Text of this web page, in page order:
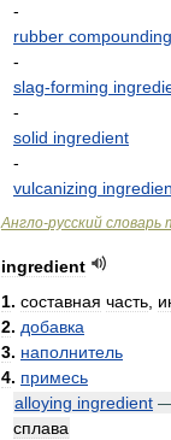
-
rubber compounding
-
slag-forming
-
solid ingredient
-
vulcanizing
Англо-русский словарь
ingredient
1. составная часть
2. добавка
3. наполнитель
4. примесь
alloying ingredient
сплава